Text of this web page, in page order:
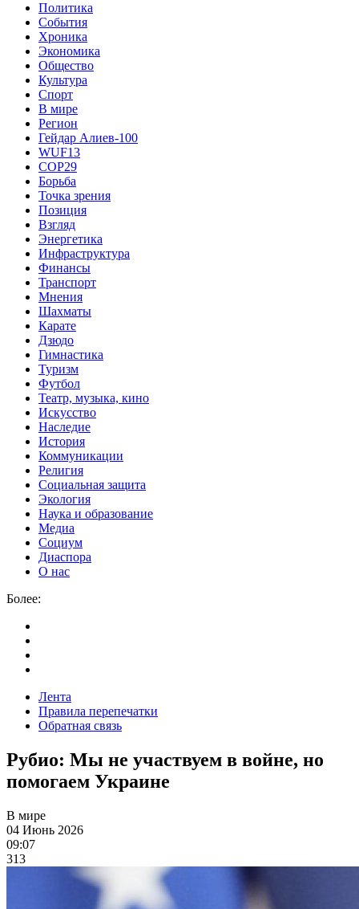
Политика
События
Хроника
Экономика
Общество
Культура
Спорт
В мире
Регион
Гейдар Алиев-100
WUF13
COP29
Борьба
Точка зрения
Позиция
Взгляд
Энергетика
Инфраструктура
Финансы
Транспорт
Мнения
Шахматы
Карате
Дзюдо
Гимнастика
Туризм
Футбол
Театр, музыка, кино
Искусство
Наследие
История
Коммуникации
Религия
Социальная защита
Экология
Наука и образование
Медиа
Социум
Диаспора
О нас
Более:
Лента
Правила перепечатки
Обратная связь
Рубио: Мы не участвуем в войне, но
помогаем Украине
В мире
04 Июнь 2026
09:07
313